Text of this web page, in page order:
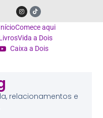
Comece aqui
Vida a Dois
Caixa a Dois
relacionamentos e